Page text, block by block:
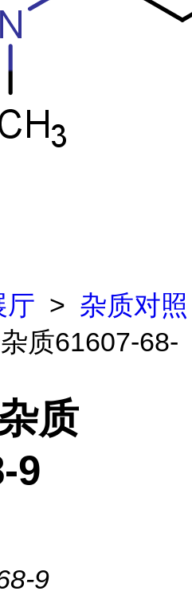
厅 > 杂质对照
质61607-68-
质
9
9